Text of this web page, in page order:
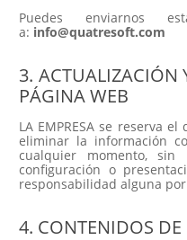
Puedes enviarnos
a: info@quatresoft.com
3. ACTUALIZACIÓN
PÁGINA WEB
LA EMPRESA se reserva
eliminar la información
cualquier momento,
configuración o
responsabilidad alguna
4. CONTENIDOS DE